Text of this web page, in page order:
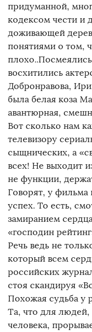
придуманной,
кодексом чести и
доживающей
понятиями о том,
восхитились
Добронравова,
была белая коза
авантюрная,
Вот сколько нам
телевизору
сыщнических, а
всех! Не выходит
не функции,
Говорят, у фильма
успех. То есть,
замиранием
«господин
Речь ведь не
который всем
российских
стоя скандируя
Похожая судьба у
Та, что для
человека,